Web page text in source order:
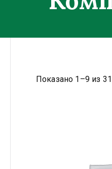
Показано 1–9 из